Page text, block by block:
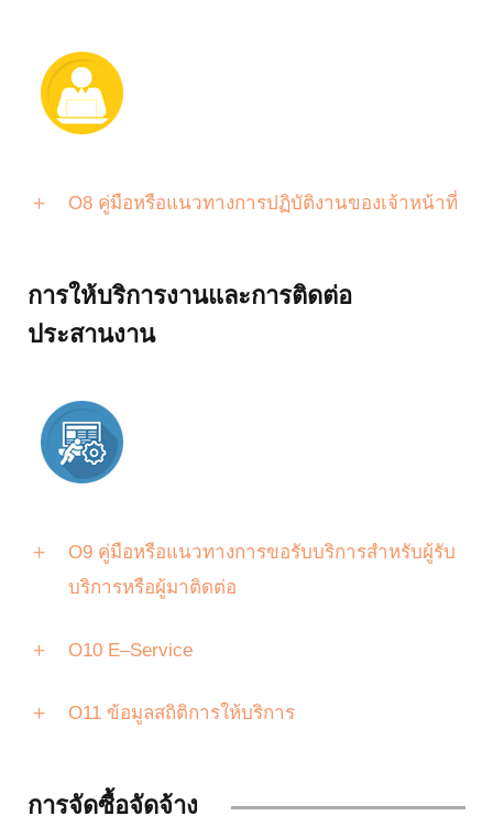
O8 คู่มือหรือแนวทางการปฏิบัติงานของเจ้าหน้าที่
การให้บริการงานและการติดต่อ
ประสานงาน
O9 คู่มือหรือแนวทางการขอรับบริการสำหรับผู้รับ
บริการหรือผู้มาติดต่อ
O10 E–Service
O11 ข้อมูลสถิติการให้บริการ
การจัดซื้อจัดจ้าง